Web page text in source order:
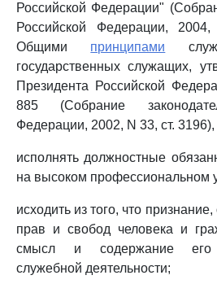
Российской Федерации"
Российской Федерации,
Общими принципами
государственных служащих,
Президента Российской
885 (Собрание
Федерации, 2002, N 33, ст.
исполнять должностные
на высоком профессиональном
исходить из того, что
прав и свобод человека и
смысл и содержание его
служебной деятельности;